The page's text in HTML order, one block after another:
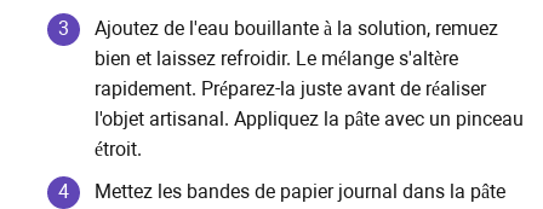
Ajoutez de l'eau bouillante à la solution, remuez
bien et laissez refroidir. Le mélange s'altère
rapidement. Préparez-la juste avant de réaliser
l'objet artisanal. Appliquez la pâte avec un pinceau
étroit.
Mettez les bandes de papier journal dans la pâte